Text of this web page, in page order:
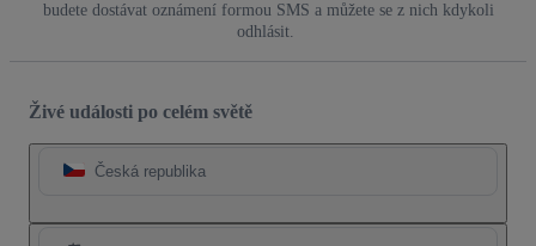
budete dostávat oznámení formou SMS a můžete se z nich kdykoli
odhlásit.
Živé události po celém světě
Česká republika